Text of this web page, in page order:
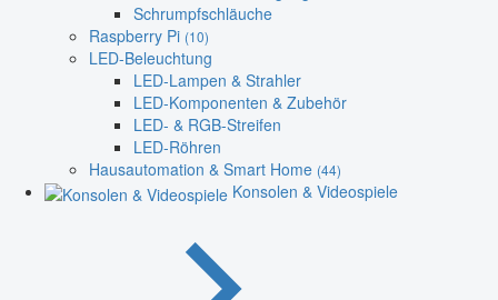
Schrumpfschläuche
Raspberry Pi (10)
LED-Beleuchtung
LED-Lampen & Strahler
LED-Komponenten & Zubehör
LED- & RGB-Streifen
LED-Röhren
Hausautomation & Smart Home (44)
Konsolen & Videospiele